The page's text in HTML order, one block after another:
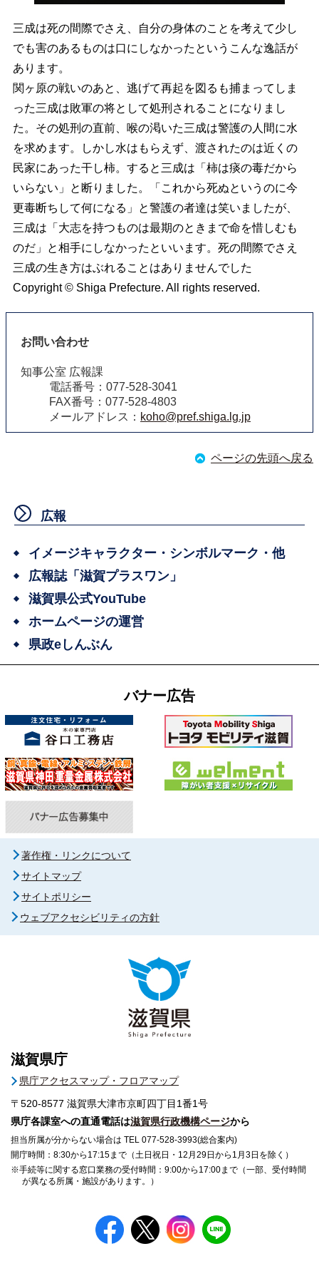
三成は死の間際でさえ、自分の身体のことを考えて少し
でも害のあるものは口にしなかったというこんな逸話が
あります。
関ヶ原の戦いのあと、逃げて再起を図るも捕まってしま
った三成は敗軍の将として処刑されることになりまし
た。その処刑の直前、喉の渇いた三成は警護の人間に水
を求めます。しかし水はもらえず、渡されたのは近くの
民家にあった干し柿。すると三成は「柿は痰の毒だから
いらない」と断りました。「これから死ぬというのに今
更毒断ちして何になる」と警護の者達は笑いましたが、
三成は「大志を持つものは最期のときまで命を惜しむも
のだ」と相手にしなかったといいます。死の間際でさえ
三成の生き方はぶれることはありませんでした
Copyright © Shiga Prefecture. All rights reserved.
お問い合わせ
知事公室 広報課
電話番号：077-528-3041
FAX番号：077-528-4803
メールアドレス： koho@pref.shiga.lg.jp
ページの先頭へ戻る
広報
イメージキャラクター・シンボルマーク・他
広報誌「滋賀プラスワン」
滋賀県公式YouTube
ホームページの運営
県政eしんぶん
バナー広告
著作権・リンクについて
サイトマップ
サイトポリシー
ウェブアクセシビリティの方針
滋賀県庁
県庁アクセスマップ・フロアマップ
〒520-8577 滋賀県大津市京町四丁目1番1号
県庁各課室への直通電話は滋賀県行政機構ページから
担当所属が分からない場合は TEL 077-528-3993(総合案内)
開庁時間：8:30から17:15まで（土日祝日・12月29日から1月3日を除く）
※手続等に関する窓口業務の受付時間：9:00から17:00まで（一部、受付時間
が異なる所属・施設があります。）